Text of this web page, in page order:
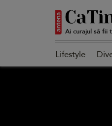
Ai curajul să fii
Lifestyle